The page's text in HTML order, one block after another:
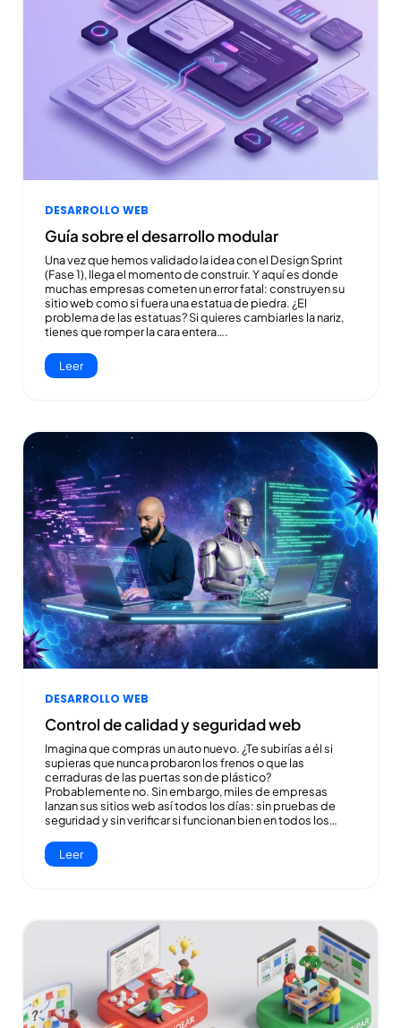
DESARROLLO WEB
Guía sobre el desarrollo modular
Una vez que hemos validado la idea con el Design Sprint
(Fase 1), llega el momento de construir. Y aquí es donde
muchas empresas cometen un error fatal: construyen su
sitio web como si fuera una estatua de piedra. ¿El
problema de las estatuas? Si quieres cambiarles la nariz,
tienes que romper la cara entera….
Leer
DESARROLLO WEB
Control de calidad y seguridad web
Imagina que compras un auto nuevo. ¿Te subirías a él si
supieras que nunca probaron los frenos o que las
cerraduras de las puertas son de plástico?
Probablemente no. Sin embargo, miles de empresas
lanzan sus sitios web así todos los días: sin pruebas de
seguridad y sin verificar si funcionan bien en todos los…
Leer